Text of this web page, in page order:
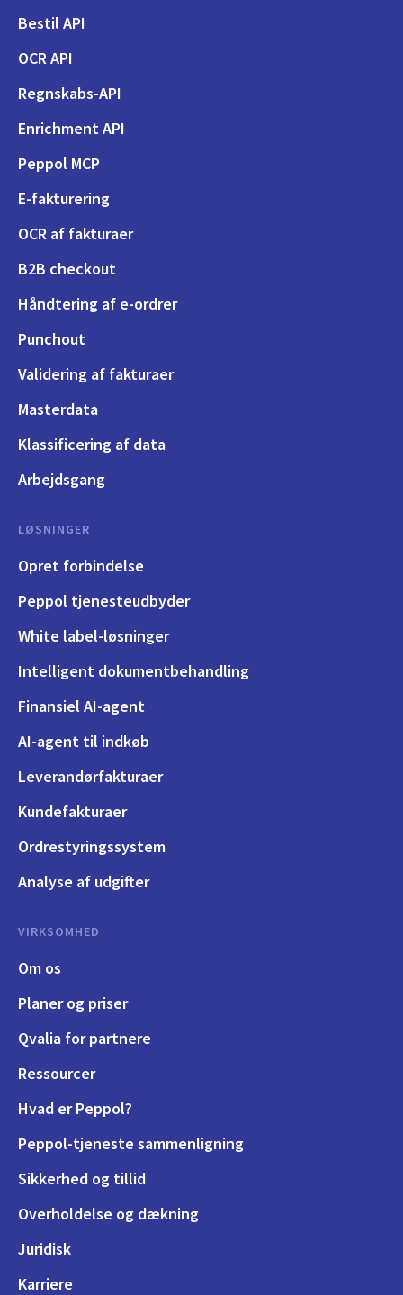
Bestil API
OCR API
Regnskabs-API
Enrichment API
Peppol MCP
E-fakturering
OCR af fakturaer
B2B checkout
Håndtering af e-ordrer
Punchout
Validering af fakturaer
Masterdata
Klassificering af data
Arbejdsgang
LØSNINGER
Opret forbindelse
Peppol tjenesteudbyder
White label-løsninger
Intelligent dokumentbehandling
Finansiel AI-agent
AI-agent til indkøb
Leverandørfakturaer
Kundefakturaer
Ordrestyringssystem
Analyse af udgifter
VIRKSOMHED
Om os
Planer og priser
Qvalia for partnere
Ressourcer
Hvad er Peppol?
Peppol-tjeneste sammenligning
Sikkerhed og tillid
Overholdelse og dækning
Juridisk
Karriere